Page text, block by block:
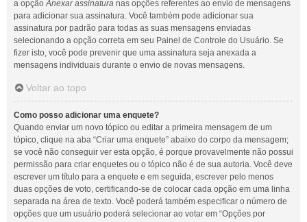
a opçãoAnexar assinatura nas opções referentes ao envio de mensagens
para adicionar sua assinatura. Você também pode adicionar sua
assinatura por padrão para todas as suas mensagens enviadas
selecionando a opção correta em seu Painel de Controle do Usuário. Se
fizer isto, você pode prevenir que uma assinatura seja anexada a
mensagens individuais durante o envio de novas mensagens.
Voltar ao topo
Como posso adicionar uma enquete?
Quando enviar um novo tópico ou editar a primeira mensagem de um
tópico, clique na aba “Criar uma enquete” abaixo do corpo da mensagem;
se você não conseguir ver esta opção, é porque provavelmente não possui
permissão para criar enquetes ou o tópico não é de sua autoria. Você deve
escrever um título para a enquete e em seguida, escrever pelo menos
duas opções de voto, certificando-se de colocar cada opção em uma linha
separada na área de texto. Você poderá também especificar o número de
opções que um usuário poderá selecionar ao votar em “Opções por